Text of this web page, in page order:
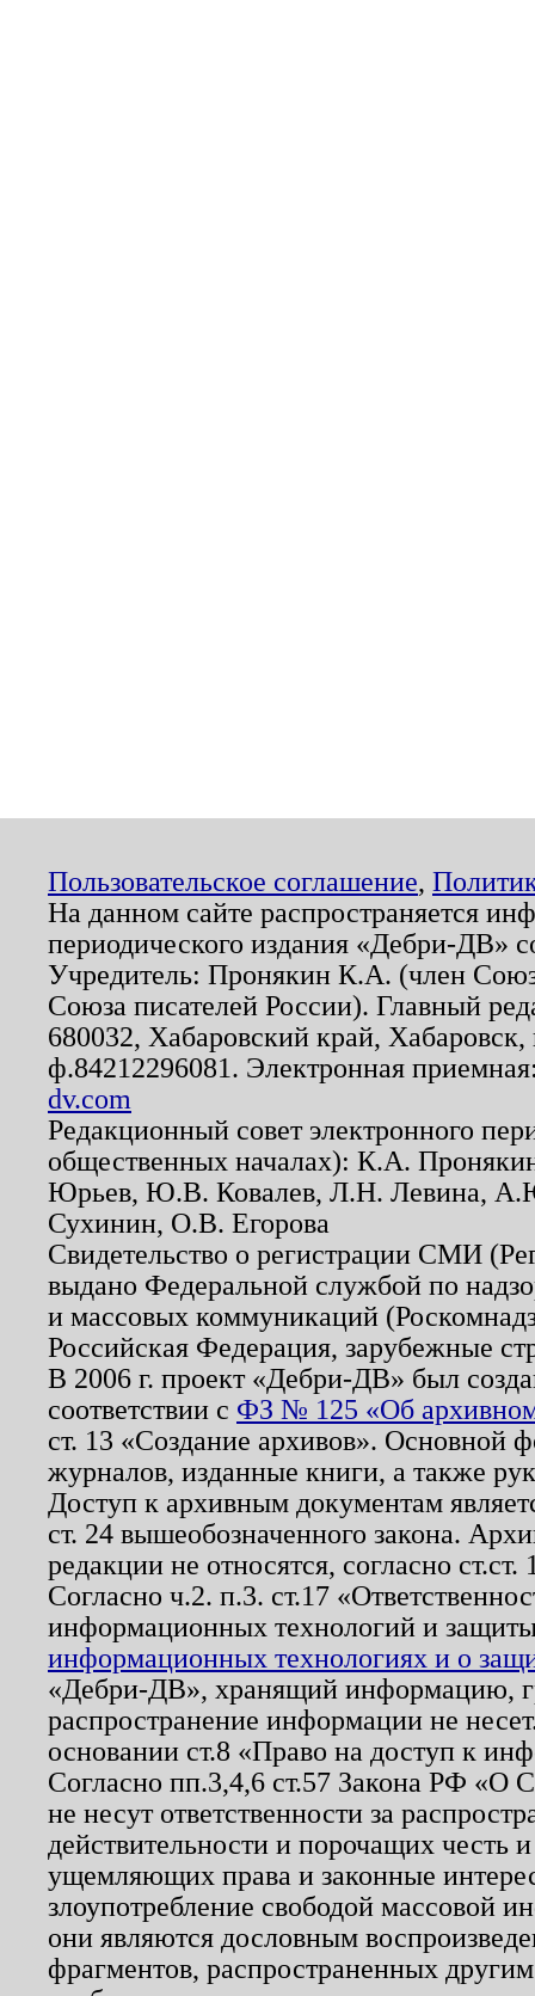
Пользовательское соглашение,
На данном сайте распространяется
периодического издания «Дебри-ДВ»
Учредитель: Пронякин К.А. (член
Союза писателей России). Главный
680032, Хабаровский край,
ф.84212296081. Электронная
dv.com
Редакционный совет электронного
общественных началах): К.А.
Юрьев, Ю.В. Ковалев, Л.Н. Левина,
Сухинин, О.В. Егорова
Свидетельство о регистрации СМИ
выдано Федеральной службой по
и массовых коммуникаций
Российская Федерация, зарубежные
В 2006 г. проект «Дебри-ДВ» был
соответствии с ФЗ № 125 «Об
ст. 13 «Создание архивов». Основной
журналов, изданные книги, а также
Доступ к архивным документам
ст. 24 вышеобозначенного закона.
редакции не относятся, согласно
Согласно ч.2. п.3. ст.17
информационных технологий и
информационных технологиях и о
«Дебри-ДВ», хранящий информацию,
распространение информации не
основании ст.8 «Право на доступ к
Согласно пп.3,4,6 ст.57 Закона РФ «О
не несут ответственности за
действительности и порочащих честь
ущемляющих права и законные
злоупотребление свободой массовой
они являются дословным
фрагментов, распространенных